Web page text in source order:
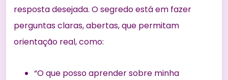
resposta desejada. O segredo está em fazer
perguntas claras, abertas, que permitam
orientação real, como:
“O que posso aprender sobre minha